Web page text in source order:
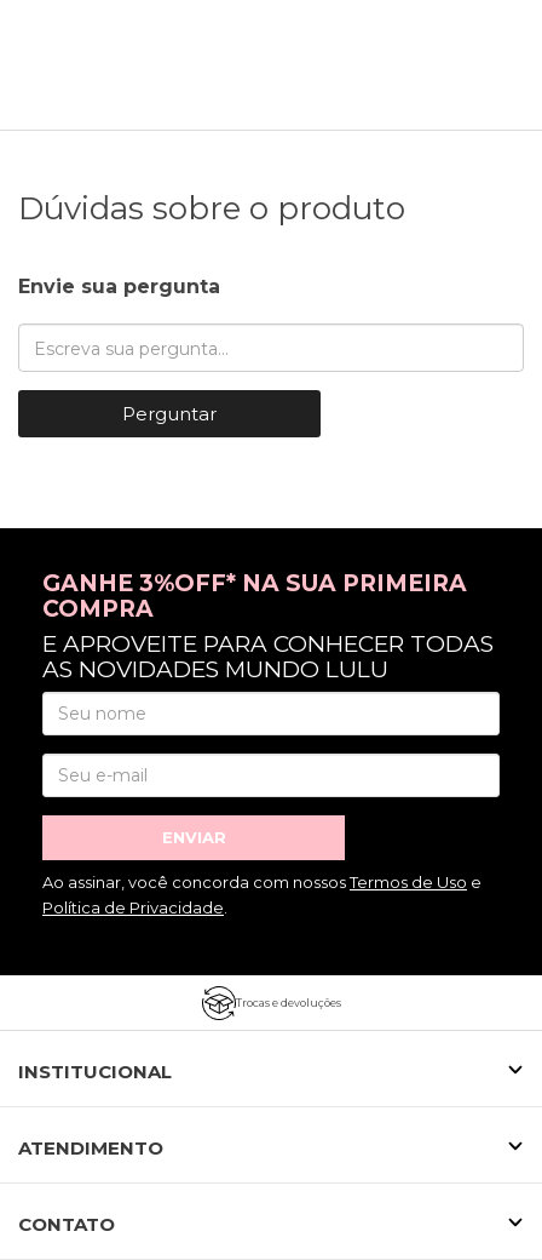
Dúvidas sobre o produto
Envie sua pergunta
Perguntar
GANHE 3%OFF* NA SUA PRIMEIRA
COMPRA
E APROVEITE PARA CONHECER TODAS
AS NOVIDADES MUNDO LULU
ENVIAR
Ao assinar, você concorda com nossosTermos de Uso e
Política de Privacidade
Trocas e devoluções
INSTITUCIONAL
ATENDIMENTO
CONTATO